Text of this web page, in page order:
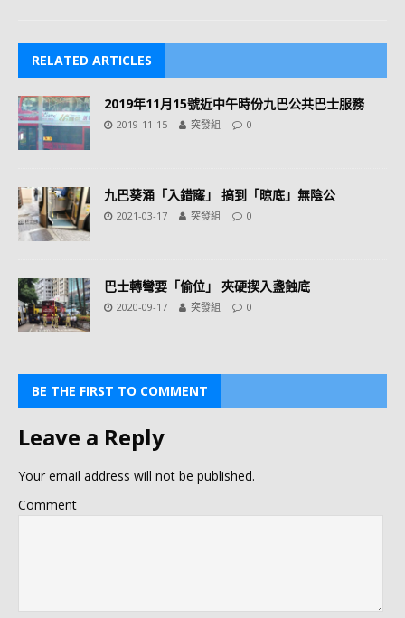
RELATED ARTICLES
2019年11月15號近中午時份九巴公共巴士服務
2019-11-15 突發組 0
九巴葵涌「入錯窿」 搞到「晾底」無陰公
2021-03-17 突發組 0
巴士轉彎要「偷位」 夾硬揳入盞蝕底
2020-09-17 突發組 0
BE THE FIRST TO COMMENT
Leave a Reply
Your email address will not be published.
Comment